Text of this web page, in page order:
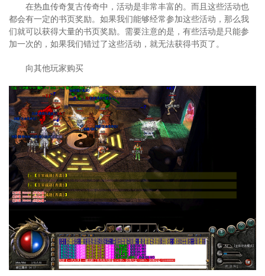
在热血传奇复古传奇中，活动是非常丰富的。而且这些活动也
都会有一定的书页奖励。如果我们能够经常参加这些活动，那么我
们就可以获得大量的书页奖励。需要注意的是，有些活动是只能参
加一次的，如果我们错过了这些活动，就无法获得书页了。
向其他玩家购买